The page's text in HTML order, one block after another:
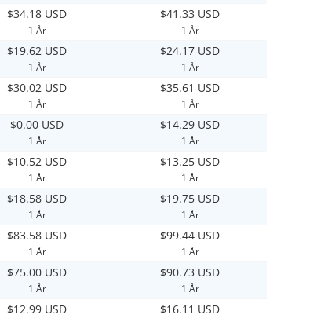
$34.18 USD
1 År
$41.33 USD
1 År
$19.62 USD
1 År
$24.17 USD
1 År
$30.02 USD
1 År
$35.61 USD
1 År
$0.00 USD
1 År
$14.29 USD
1 År
$10.52 USD
1 År
$13.25 USD
1 År
$18.58 USD
1 År
$19.75 USD
1 År
$83.58 USD
1 År
$99.44 USD
1 År
$75.00 USD
1 År
$90.73 USD
1 År
$12.99 USD $16.11 USD